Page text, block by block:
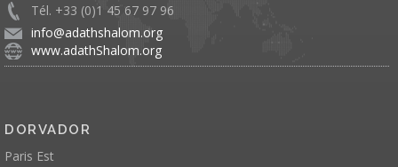
Tél. +33 (0)1 45 67 97 96
info@adathshalom.org
www.adathShalom.org
DORVADOR
Paris Est